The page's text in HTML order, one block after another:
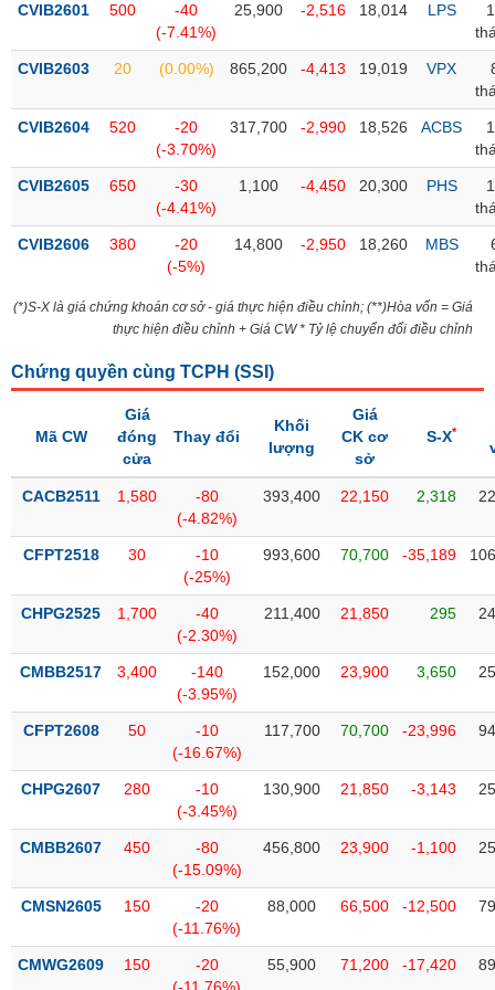
thái
phiếu
mô
thị
Niêm
Niêm
Niêm
bổ
Hủy
yết
dõi
biệt
được
ký
Danh
phiếu
tiết
CVIB2601 500
-40
(-7.41%)
25,900 -2,516 18,014 LPS
CVIB2603 20 (0.00%) 865,200 -4,413 19,019 VPX
CVIB2604 520
-20
(-3.70%)
317,700 -2,990 18,526 ACBS
CVIB2605 650
-30
(-4.41%)
1,100 -4,450 20,300 PHS
CVIB2606 380
-20
(-5%)
14,800 -2,950 18,260 MBS
(*)S-X là giá chứng khoán cơ sở - giá thực hiện điều chỉnh; (**)Hòa vốn = Giá
thực hiện điều chỉnh + Giá CW * Tỷ lệ chuyển đổi điều chỉnh
Chứng quyền cùng TCPH (SSI )
Mã CW
Giá
đóng
cửa
Thay đổi
Khối
lượng
Giá
CK cơ
sở
S-X*
CACB2511 1,580
-80
(-4.82%)
393,400 22,150 2,318
CFPT2518 30
-10
(-25%)
993,600 70,700 -35,189
CHPG2525 1,700
-40
(-2.30%)
211,400 21,850 295
CMBB2517 3,400
-140
(-3.95%)
152,000 23,900 3,650
CFPT2608 50
-10
(-16.67%)
117,700 70,700 -23,996
CHPG2607 280
-10
(-3.45%)
130,900 21,850 -3,143
CMBB2607 450
-80
(-15.09%)
456,800 23,900 -1,100
CMSN2605 150
-20
(-11.76%)
88,000 66,500 -12,500
CMWG2609 150
-20
55,900 71,200 -17,420
NGÀNH
DOANH
NGHIỆP
PHÁI
SINH
TRÁI
PHIẾU
CÔNG
CỤ
TƯ
XUẤT
LIỆU
MỚI
(-)